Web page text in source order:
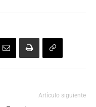
Artículo siguiente